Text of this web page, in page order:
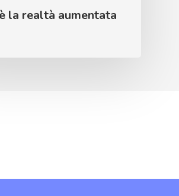
la realtà aumentata